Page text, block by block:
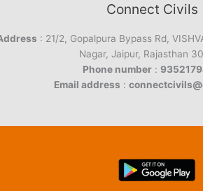
Connect Civils
: 21/2, Gopalpura Bypass Rd,
Nagar, Jaipur, Rajasthan
Phone number :
Email address :